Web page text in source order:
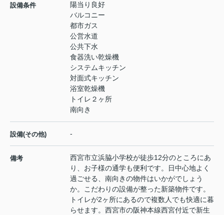
設備条件
陽当り良好
バルコニー
都市ガス
公営水道
公共下水
食器洗い乾燥機
システムキッチン
対面式キッチン
浴室乾燥機
トイレ２ヶ所
南向き
設備(その他) -
備考
西宮市立浜脇小学校が徒歩12分のところにあ
り、お子様の通学も便利です。日中心地よく
過ごせる、南向きの物件はいかがでしょう
か。こだわりの設備が整った新築物件です。
トイレが2ヶ所にあるので複数人でも快適に暮
らせます。西宮市の阪神本線西宮付近で新生